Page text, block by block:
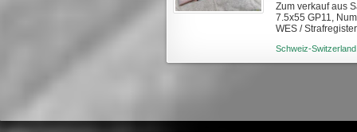
Zum verkauf aus
7.5x55 GP11,
WES /
Schweiz-